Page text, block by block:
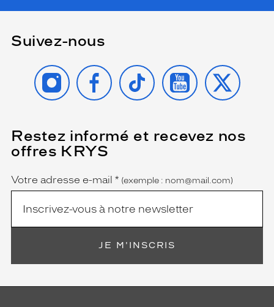
Suivez-nous
INSTAGRAMFACEBOOK
TIKTOK YOUTUBE
X
Restez informé et recevez nos
offres KRYS
Name
Votre adresse e-mail *
(Ce
champ
est
obligatoire)
(exemple : nom@mail.com)
JE M'INSCRIS